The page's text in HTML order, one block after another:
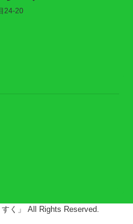
24-20
く」 All Rights Reserved.